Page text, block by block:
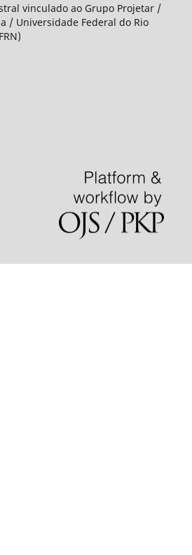
vinculado ao Grupo Projetar /
/ Universidade Federal do Rio